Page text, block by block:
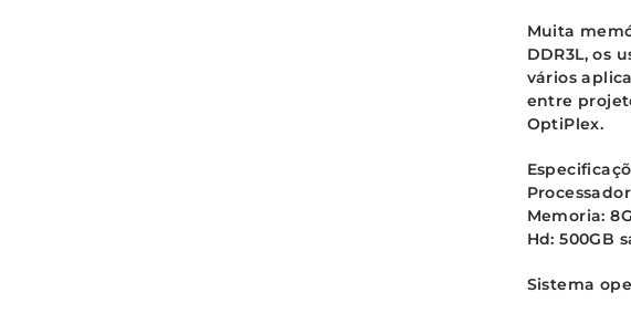
Muita
DDR3L, os
vários
entre
OptiPlex.
Memoria:
Hd: 500GB
Sistema